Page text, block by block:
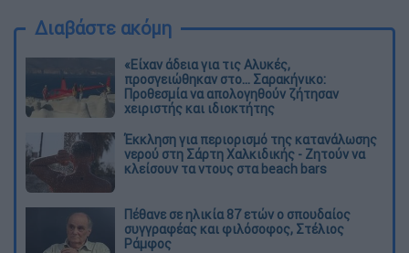
Διαβάστε ακόμη
«Είχαν άδεια για τις Αλυκές,
προσγειώθηκαν στο... Σαρακήνικο:
Προθεσμία να απολογηθούν ζήτησαν
χειριστής και ιδιοκτήτης
Έκκληση για περιορισμό της κατανάλωσης
νερού στη Σάρτη Χαλκιδικής - Ζητούν να
κλείσουν τα ντους στα beach bars
Πέθανε σε ηλικία 87 ετών ο σπουδαίος
συγγραφέας και φιλόσοφος, Στέλιος
Ράμφος